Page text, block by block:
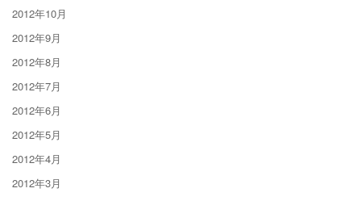
2012年10月
2012年9月
2012年8月
2012年7月
2012年6月
2012年5月
2012年4月
2012年3月